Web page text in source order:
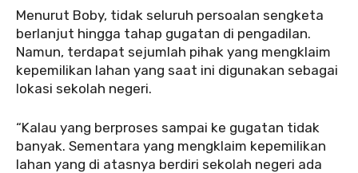
‎‎Menurut Boby, tidak seluruh persoalan sengketa
berlanjut hingga tahap gugatan di pengadilan.
Namun, terdapat sejumlah pihak yang mengklaim
kepemilikan lahan yang saat ini digunakan sebagai
lokasi sekolah negeri.
‎‎“Kalau yang berproses sampai ke gugatan tidak
banyak. Sementara yang mengklaim kepemilikan
lahan yang di atasnya berdiri sekolah negeri ada